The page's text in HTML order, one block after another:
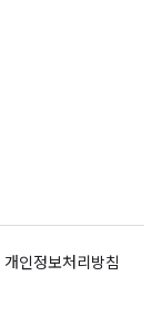
개인정보처리방침